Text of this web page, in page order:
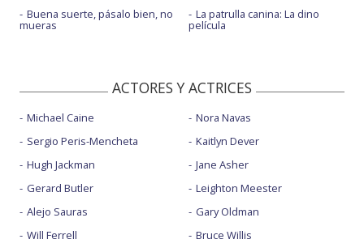
Buena suerte, pásalo bien, no
mueras
La patrulla canina: La dino
película
ACTORES Y ACTRICES
Michael Caine
Sergio Peris-Mencheta
Hugh Jackman
Gerard Butler
Alejo Sauras
Will Ferrell
Nora Navas
Kaitlyn Dever
Jane Asher
Leighton Meester
Gary Oldman
Bruce Willis